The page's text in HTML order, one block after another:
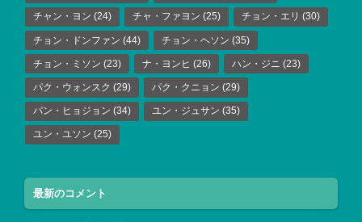
チャン・ヨン (24) チャ・ファヨン (25) チョン・エリ (30)
チョン・ドンファン (44) チョン・ヘソン (35)
チョン・ミソン (23) ナ・ヨンヒ (26) ハン・ジニ (23)
パク・ウォンスク (29) パク・クニョン (29)
パン・ヒョジョン (34) ユン・ジュサン (35)
ユン・ユソン (25)
最新のコメント